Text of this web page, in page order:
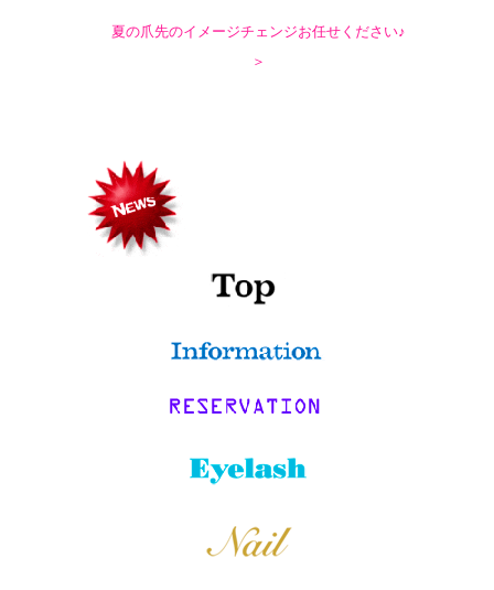
夏の爪先のイメージチェンジお任せください♪
＞